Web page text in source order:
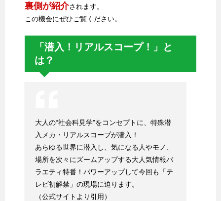
裏側が紹介されます。
この機会にぜひご覧ください。
「潜入！リアルスコープ！」と
は？
大人の“社会科見学”をコンセプトに、特殊潜
入メカ・リアルスコープが潜入！
あらゆる世界に潜入し、気になる人やモノ、
場所を次々にズームアップする大人気情報バ
ラエティ特番！パワーアップして今回も「テ
レビ初解禁」の現場に迫ります。
（公式サイトより引用）